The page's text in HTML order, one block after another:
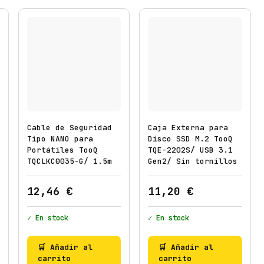
o
/
I
i
a
Cable de Seguridad
Tipo NANO para
Portátiles TooQ
TQCLKC0035-G/ 1.5m
12,46 €
✓ En stock
🛒 Añadir al
carrito
Caja Externa para
Disco SSD M.2 TooQ
TQE-2202S/ USB 3.1
Gen2/ Sin tornillos
11,20 €
✓ En stock
🛒 Añadir al
carrito